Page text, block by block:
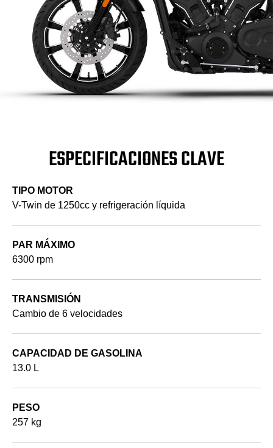
ESPECIFICACIONES CLAVE
TIPO MOTOR
V-Twin de 1250cc y refrigeración líquida
PAR MÁXIMO
6300 rpm
TRANSMISIÓN
Cambio de 6 velocidades
CAPACIDAD DE GASOLINA
13.0 L
PESO
257 kg